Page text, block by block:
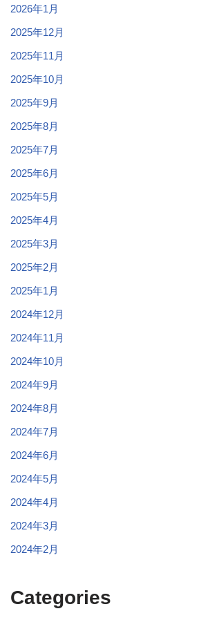
2026年1月
2025年12月
2025年11月
2025年10月
2025年9月
2025年8月
2025年7月
2025年6月
2025年5月
2025年4月
2025年3月
2025年2月
2025年1月
2024年12月
2024年11月
2024年10月
2024年9月
2024年8月
2024年7月
2024年6月
2024年5月
2024年4月
2024年3月
2024年2月
Categories